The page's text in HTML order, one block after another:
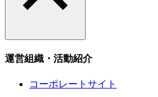
運営組織・活動紹介
コーポレートサイト